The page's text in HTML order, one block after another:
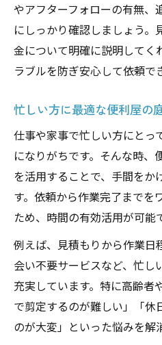
やアフターフォローの有無、
にしっかり確認しましょう。
金について明確に説明してく
ラブルを防ぎ安心して依頼で
忙しい方に最適な便利屋の
仕事や家事で忙しい方にとっ
になりがちです。そんな時、
を活用することで、手間をか
す。依頼から作業完了までを
ため、時間の有効活用が可能
例えば、見積もりから作業日
会い不要サービスなど、忙し
充実しています。特に高齢者
で剪定するのが難しい」「休
のが大変」といった悩みを解